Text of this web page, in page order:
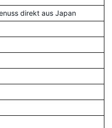
direkt aus Japan